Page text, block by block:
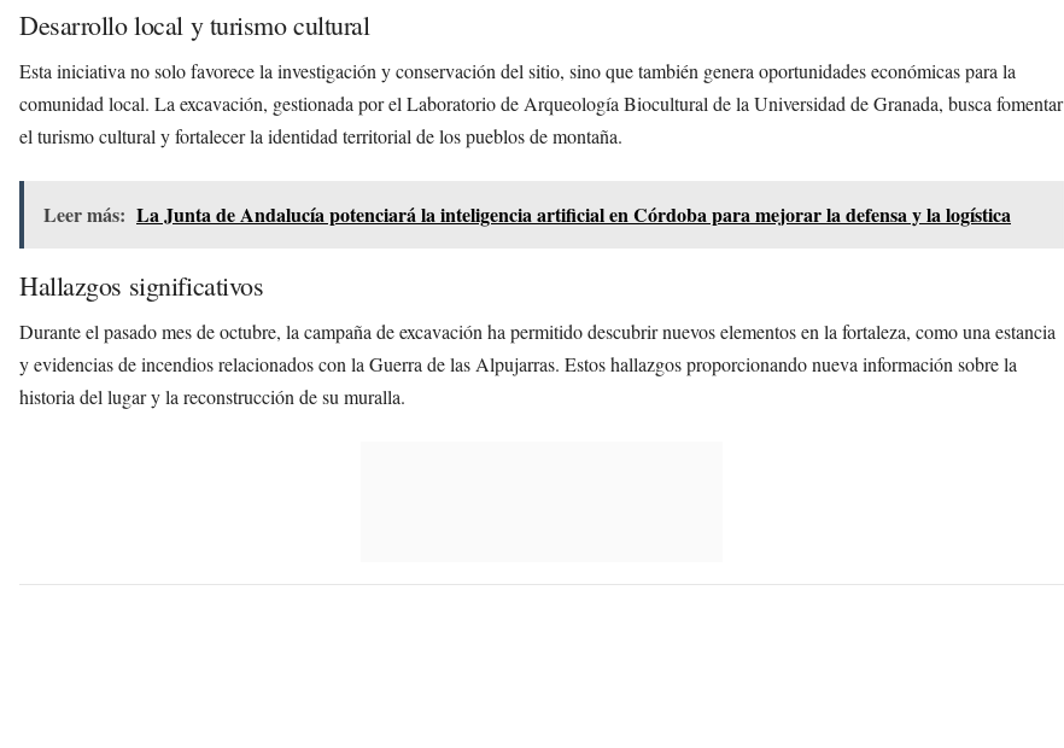
Desarrollo local y turismo cultural
Esta iniciativa no solo favorece la investigación y conservación del sitio, sino que también genera oportunidades económicas para la
comunidad local. La excavación, gestionada por el Laboratorio de Arqueología Biocultural de la Universidad de Granada, busca fomentar
el turismo cultural y fortalecer la identidad territorial de los pueblos de montaña.
Leer más: La Junta de Andalucía potenciará la inteligencia artificial en Córdoba para mejorar la defensa y la logística
Hallazgos significativos
Durante el pasado mes de octubre, la campaña de excavación ha permitido descubrir nuevos elementos en la fortaleza, como una estancia
y evidencias de incendios relacionados con la Guerra de las Alpujarras. Estos hallazgos proporcionando nueva información sobre la
historia del lugar y la reconstrucción de su muralla.